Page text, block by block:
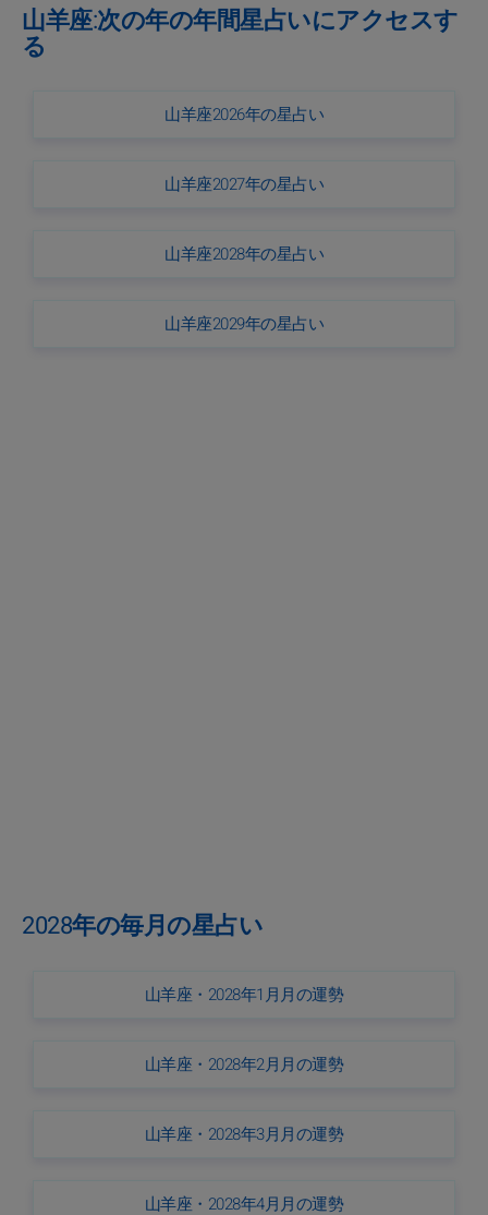
山羊座:次の年の年間星占いにアクセスす
る
山羊座2026年の星占い
山羊座2027年の星占い
山羊座2028年の星占い
山羊座2029年の星占い
2028年の毎月の星占い
山羊座・2028年1月月の運勢
山羊座・2028年2月月の運勢
山羊座・2028年3月月の運勢
山羊座・2028年4月月の運勢